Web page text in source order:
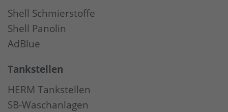
Shell Schmierstoffe
Shell Panolin
AdBlue
Tankstellen
HERM Tankstellen
SB-Waschanlagen